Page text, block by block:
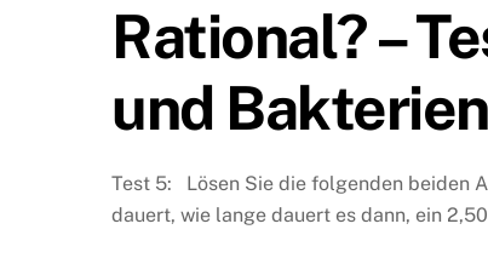
Rational? –
und
Test 5: Lösen Sie die folgenden beiden
dauert, wie lange dauert es dann, ein